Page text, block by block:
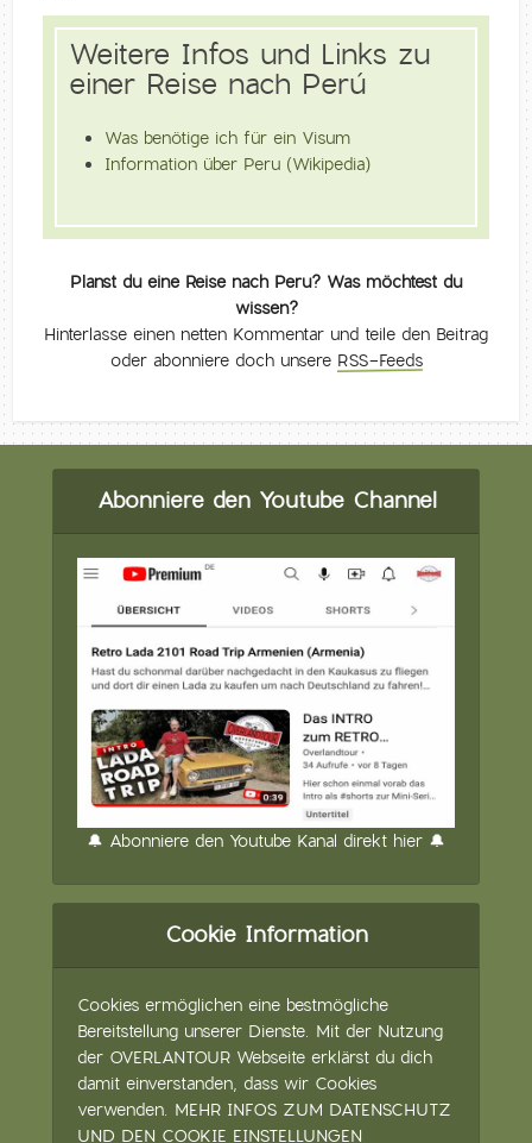
Weitere Infos und Links zu
einer Reise nach Perú
Was benötige ich für ein Visum
Information über Peru (Wikipedia)
Planst du eine Reise nach Peru? Was möchtest du
wissen?
Hinterlasse einen netten Kommentar und teile den Beitrag
oder abonniere doch unsere RSS-Feeds
Abonniere den Youtube Channel
🔔 Abonniere den Youtube Kanal direkt hier 🔔
Cookie Information
Cookies ermöglichen eine bestmögliche
Bereitstellung unserer Dienste. Mit der Nutzung
der OVERLANTOUR Webseite erklärst du dich
damit einverstanden, dass wir Cookies
verwenden. MEHR INFOS ZUM DATENSCHUTZ
UND DEN COOKIE EINSTELLUNGEN